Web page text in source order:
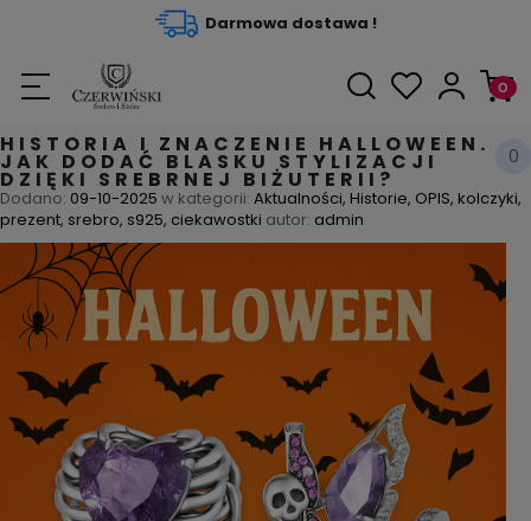
Darmowa dostawa !
HISTORIA I ZNACZENIE HALLOWEEN.
JAK DODAĆ BLASKU STYLIZACJI
DZIĘKI SREBRNEJ BIŻUTERII?
0
Dodano: 09-10-2025 w kategorii: Aktualności, Historie, OPIS, kolczyki,
prezent, srebro, s925, ciekawostki autor: admin